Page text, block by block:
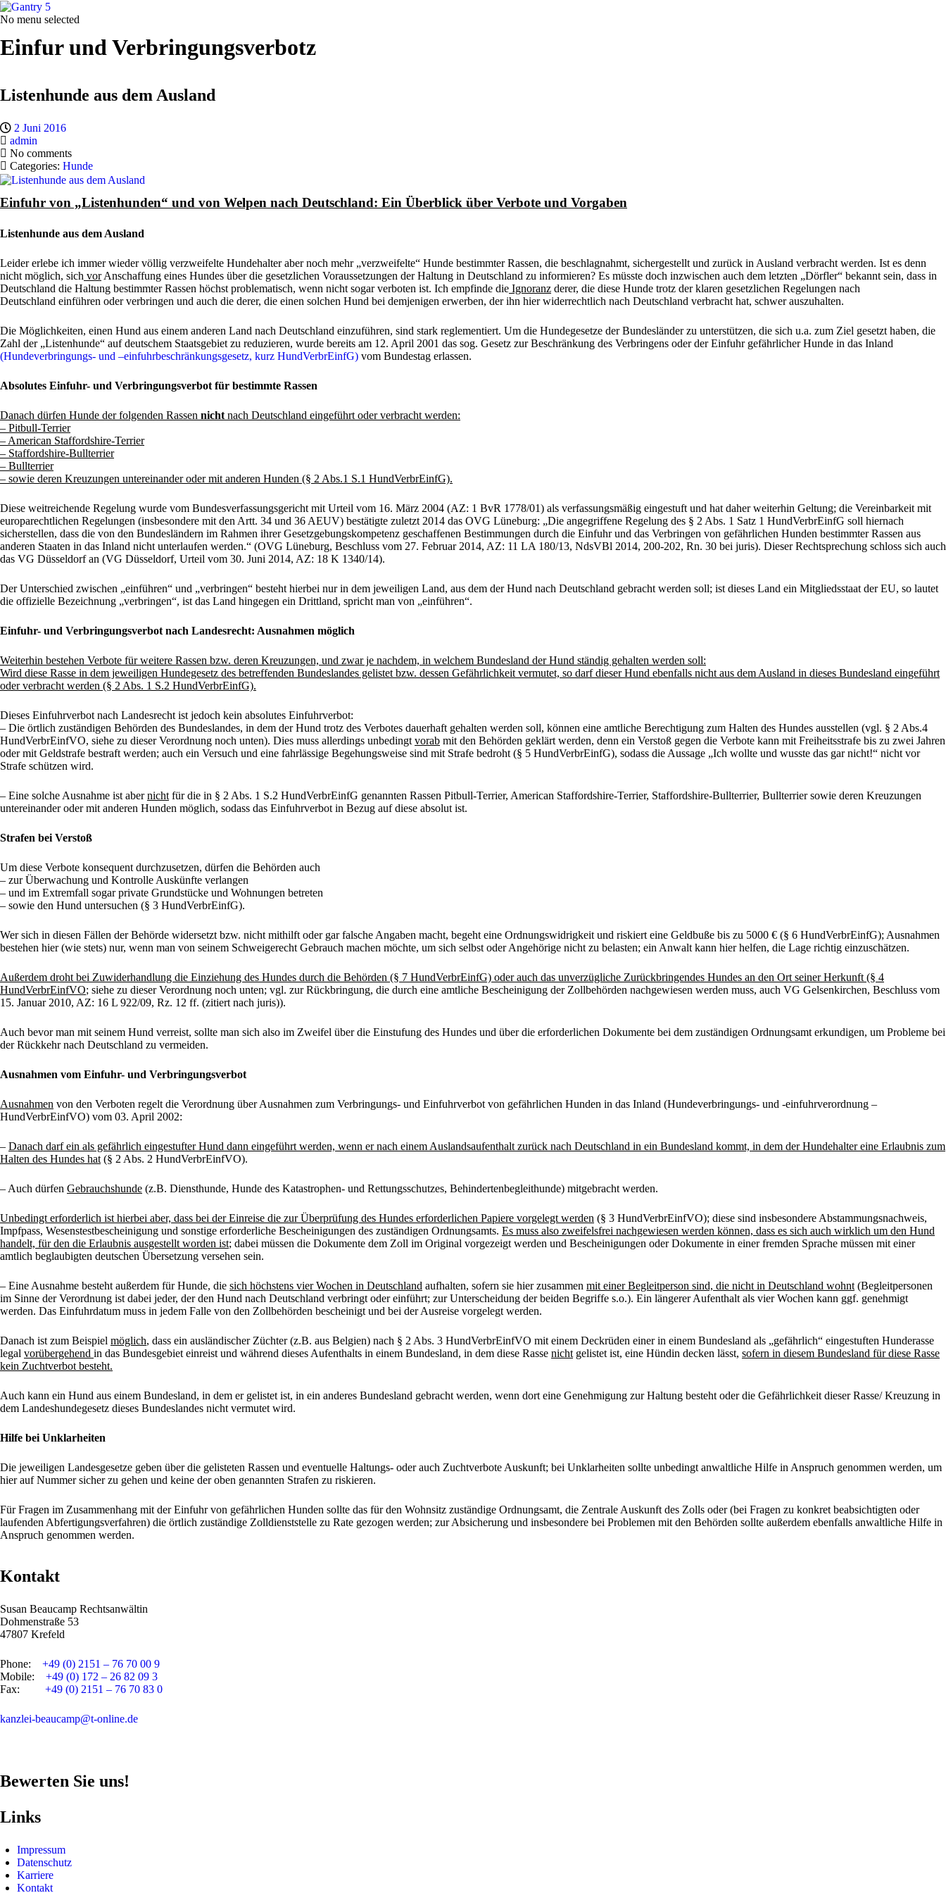
No menu selected
Einfur und Verbringungsverbotz
Listenhunde aus dem Ausland
2 Juni 2016
admin
No comments
Categories: Hunde
Einfuhr von „Listenhunden“ und von Welpen nach Deutschland: Ein Überblick über Verbote und Vorgaben
Listenhunde aus dem Ausland
Leider erlebe ich immer wieder völlig verzweifelte Hundehalter aber noch mehr „verzweifelte“ Hunde bestimmter Rassen, die beschlagnahmt, sichergestellt und zurück in Ausland verbracht werden. Ist es denn
nicht möglich, sich vorAnschaffung eines Hundes über die gesetzlichen Voraussetzungen der Haltung in Deutschland zu informieren? Es müsste doch inzwischen auch dem letzten „Dörfler“ bekannt sein, dass in
Deutschland die Haltung bestimmter Rassen höchst problematisch, wenn nicht sogar verboten ist. Ich empfinde die Ignoranz derer, die diese Hunde trotz der klaren gesetzlichen Regelungen nach
Deutschland einführen oder verbringen und auch die derer, die einen solchen Hund bei demjenigen erwerben, der ihn hier widerrechtlich nach Deutschland verbracht hat, schwer auszuhalten.
Die Möglichkeiten, einen Hund aus einem anderen Land nach Deutschland einzuführen, sind stark reglementiert. Um die Hundegesetze der Bundesländer zu unterstützen, die sich u.a. zum Ziel gesetzt haben, die
Zahl der „Listenhunde“ auf deutschem Staatsgebiet zu reduzieren, wurde bereits am 12. April 2001 das sog. Gesetz zur Beschränkung des Verbringens oder der Einfuhr gefährlicher Hunde in das Inland
(Hundeverbringungs- und –einfuhrbeschränkungsgesetz, kurz HundVerbrEinfG) vom Bundestag erlassen.
Absolutes Einfuhr- und Verbringungsverbot für bestimmte Rassen
Danach dürfen Hunde der folgenden Rassen nicht nach Deutschland eingeführt oder verbracht werden:
– Pitbull-Terrier
– American Staffordshire-Terrier
– Staffordshire-Bullterrier
– Bullterrier
– sowie deren Kreuzungen untereinander oder mit anderen Hunden (§ 2 Abs.1 S.1 HundVerbrEinfG).
Diese weitreichende Regelung wurde vom Bundesverfassungsgericht mit Urteil vom 16. März 2004 (AZ: 1 BvR 1778/01) als verfassungsmäßig eingestuft und hat daher weiterhin Geltung; die Vereinbarkeit mit
europarechtlichen Regelungen (insbesondere mit den Artt. 34 und 36 AEUV) bestätigte zuletzt 2014 das OVG Lüneburg: „Die angegriffene Regelung des § 2 Abs. 1 Satz 1 HundVerbrEinfG soll hiernach
sicherstellen, dass die von den Bundesländern im Rahmen ihrer Gesetzgebungskompetenz geschaffenen Bestimmungen durch die Einfuhr und das Verbringen von gefährlichen Hunden bestimmter Rassen aus
anderen Staaten in das Inland nicht unterlaufen werden.“ (OVG Lüneburg, Beschluss vom 27. Februar 2014, AZ: 11 LA 180/13, NdsVBl 2014, 200-202, Rn. 30 bei juris). Dieser Rechtsprechung schloss sich auch
das VG Düsseldorf an (VG Düsseldorf, Urteil vom 30. Juni 2014, AZ: 18 K 1340/14).
Der Unterschied zwischen „einführen“ und „verbringen“ besteht hierbei nur in dem jeweiligen Land, aus dem der Hund nach Deutschland gebracht werden soll; ist dieses Land ein Mitgliedsstaat der EU, so lautet
die offizielle Bezeichnung „verbringen“, ist das Land hingegen ein Drittland, spricht man von „einführen“.
Einfuhr- und Verbringungsverbot nach Landesrecht: Ausnahmen möglich
Weiterhin bestehen Verbote für weitere Rassen bzw. deren Kreuzungen, und zwar je nachdem, in welchem Bundesland der Hund ständig gehalten werden soll:
Wird diese Rasse in dem jeweiligen Hundegesetz des betreffenden Bundeslandes gelistet bzw. dessen Gefährlichkeit vermutet, so darf dieser Hund ebenfalls nicht aus dem Ausland in dieses Bundesland eingeführt
oder verbracht werden (§ 2 Abs. 1 S.2 HundVerbrEinfG).
Dieses Einfuhrverbot nach Landesrecht ist jedoch kein absolutes Einfuhrverbot:
– Die örtlich zuständigen Behörden des Bundeslandes, in dem der Hund trotz des Verbotes dauerhaft gehalten werden soll, können eine amtliche Berechtigung zum Halten des Hundes ausstellen (vgl. § 2 Abs.4
HundVerbrEinfVO, siehe zu dieser Verordnung noch unten). Dies muss allerdings unbedingt vorab mit den Behörden geklärt werden, denn ein Verstoß gegen die Verbote kann mit Freiheitsstrafe bis zu zwei Jahren
oder mit Geldstrafe bestraft werden; auch ein Versuch und eine fahrlässige Begehungsweise sind mit Strafe bedroht (§ 5 HundVerbrEinfG), sodass die Aussage „Ich wollte und wusste das gar nicht!“ nicht vor
Strafe schützen wird.
– Eine solche Ausnahme ist abernicht für die in § 2 Abs. 1 S.2 HundVerbrEinfG genannten Rassen Pitbull-Terrier, American Staffordshire-Terrier, Staffordshire-Bullterrier, Bullterrier sowie deren Kreuzungen
untereinander oder mit anderen Hunden möglich, sodass das Einfuhrverbot in Bezug auf diese absolut ist.
Strafen bei Verstoß
Um diese Verbote konsequent durchzusetzen, dürfen die Behörden auch
– zur Überwachung und Kontrolle Auskünfte verlangen
– und im Extremfall sogar private Grundstücke und Wohnungen betreten
– sowie den Hund untersuchen (§ 3 HundVerbrEinfG).
Wer sich in diesen Fällen der Behörde widersetzt bzw. nicht mithilft oder gar falsche Angaben macht, begeht eine Ordnungswidrigkeit und riskiert eine Geldbuße bis zu 5000 € (§ 6 HundVerbrEinfG); Ausnahmen
bestehen hier (wie stets) nur, wenn man von seinem Schweigerecht Gebrauch machen möchte, um sich selbst oder Angehörige nicht zu belasten; ein Anwalt kann hier helfen, die Lage richtig einzuschätzen.
Außerdem droht bei Zuwiderhandlung die Einziehung des Hundes durch die Behörden (§ 7 HundVerbrEinfG) oder auch das unverzügliche Zurückbringendes Hundes an den Ort seiner Herkunft (§ 4
HundVerbrEinfVO; siehe zu dieser Verordnung noch unten; vgl. zur Rückbringung, die durch eine amtliche Bescheinigung der Zollbehörden nachgewiesen werden muss, auch VG Gelsenkirchen, Beschluss vom
15. Januar 2010, AZ: 16 L 922/09, Rz. 12 ff. (zitiert nach juris)).
Auch bevor man mit seinem Hund verreist, sollte man sich also im Zweifel über die Einstufung des Hundes und über die erforderlichen Dokumente bei dem zuständigen Ordnungsamt erkundigen, um Probleme bei
der Rückkehr nach Deutschland zu vermeiden.
Ausnahmen vom Einfuhr- und Verbringungsverbot
Ausnahmen von den Verboten regelt die Verordnung über Ausnahmen zum Verbringungs- und Einfuhrverbot von gefährlichen Hunden in das Inland (Hundeverbringungs- und -einfuhrverordnung –
HundVerbrEinfVO) vom 03. April 2002:
– Danach darfein als gefährlich eingestufter Hund dann eingeführt werden, wenn er nach einem Auslandsaufenthalt zurück nach Deutschland in ein Bundesland kommt, in dem der Hundehalter eine Erlaubnis zum
Halten des Hundes hat (§ 2 Abs. 2 HundVerbrEinfVO).
– Auch dürfen Gebrauchshunde (z.B. Diensthunde, Hunde des Katastrophen- und Rettungsschutzes, Behindertenbegleithunde) mitgebracht werden.
Unbedingt erforderlich ist hierbei aber, dass bei der Einreise die zur Überprüfung des Hundes erforderlichen Papiere vorgelegt werden (§ 3 HundVerbrEinfVO); diese sind insbesondere Abstammungsnachweis,
Impfpass, Wesenstestbescheinigung und sonstige erforderliche Bescheinigungen des zuständigen Ordnungsamts. Es muss also zweifelsfrei nachgewiesen werden können, dass es sich auch wirklich um den Hund
handelt, für den die Erlaubnis ausgestellt worden ist; dabei müssen die Dokumente dem Zoll im Original vorgezeigt werden und Bescheinigungen oder Dokumente in einer fremden Sprache müssen mit einer
amtlich beglaubigten deutschen Übersetzung versehen sein.
– Eine Ausnahme besteht außerdem für Hunde, die sich höchstens vier Wochen in Deutschland aufhalten, sofern sie hier zusammen mit einer Begleitperson sind, die nicht in Deutschland wohnt (Begleitpersonen
im Sinne der Verordnung ist dabei jeder, der den Hund nach Deutschland verbringt oder einführt; zur Unterscheidung der beiden Begriffe s.o.). Ein längerer Aufenthalt als vier Wochen kann ggf. genehmigt
werden. Das Einfuhrdatum muss in jedem Falle von den Zollbehörden bescheinigt und bei der Ausreise vorgelegt werden.
Danach ist zum Beispiel möglich, dass ein ausländischer Züchter (z.B. aus Belgien) nach § 2 Abs. 3 HundVerbrEinfVO mit einem Deckrüden einer in einem Bundesland als „gefährlich“ eingestuften Hunderasse
legal vorübergehend in das Bundesgebiet einreist und während dieses Aufenthalts in einem Bundesland, in dem diese Rasse nicht gelistet ist, eine Hündin decken lässt, sofern in diesem Bundesland für diese Rasse
kein Zuchtverbot besteht.
Auch kann ein Hund aus einem Bundesland, in dem er gelistet ist, in ein anderes Bundesland gebracht werden, wenn dort eine Genehmigung zur Haltung besteht oder die Gefährlichkeit dieser Rasse/ Kreuzung in
dem Landeshundegesetz dieses Bundeslandes nicht vermutet wird.
Hilfe bei Unklarheiten
Die jeweiligen Landesgesetze geben über die gelisteten Rassen und eventuelle Haltungs- oder auch Zuchtverbote Auskunft; bei Unklarheiten sollte unbedingt anwaltliche Hilfe in Anspruch genommen werden, um
hier auf Nummer sicher zu gehen und keine der oben genannten Strafen zu riskieren.
Für Fragen im Zusammenhang mit der Einfuhr von gefährlichen Hunden sollte das für den Wohnsitz zuständige Ordnungsamt, die Zentrale Auskunft des Zolls oder (bei Fragen zu konkret beabsichtigten oder
laufenden Abfertigungsverfahren) die örtlich zuständige Zolldienststelle zu Rate gezogen werden; zur Absicherung und insbesondere bei Problemen mit den Behörden sollte außerdem ebenfalls anwaltliche Hilfe in
Anspruch genommen werden.
Kontakt
Susan Beaucamp Rechtsanwältin
Dohmenstraße 53
47807 Krefeld
Phone: +49 (0) 2151 – 76 70 00 9
Mobile: +49 (0) 172 – 26 82 09 3
Fax: +49 (0) 2151 – 76 70 83 0
kanzlei-beaucamp@t-online.de
Bewerten Sie uns!
Links
Impressum
Datenschutz
Karriere
Kontakt